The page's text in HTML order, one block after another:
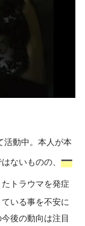
活動中。本人が本
ないものの、 一
たトラウマを発症
いる事を不安に
後の動向は注目